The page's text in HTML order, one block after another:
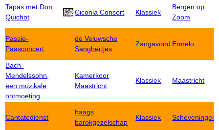
Tapas met Don
Quichot
Ciconia Consort Klassiek
Bergen op
Zoom
Passie-
Paasconcert
de Veluwsche
Sanghertjes
Zangavond Ermelo
Bach-
Mendelssohn,
een muzikale
ontmoeting
Kamerkoor
Maastricht
Klassiek Maastricht
Cantatedienst
haags
barokgezelschap
Klassiek Scheveningen